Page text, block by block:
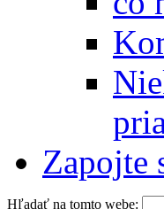
Zapojte
Hľadať na tomto webe: